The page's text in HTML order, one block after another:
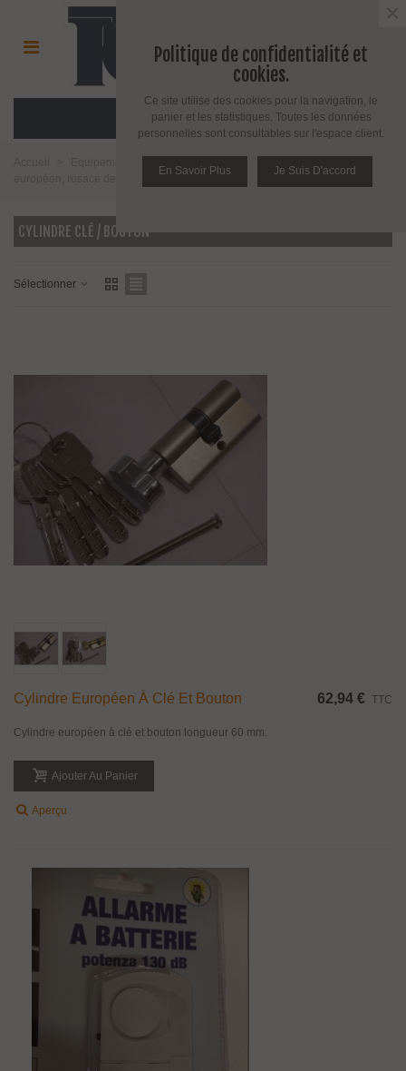
MENU
CYLINDRE CLÉ / BOUTON
Sélectionner
Cylindre Européen À Clé Et Bouton 62,94 € TTC
Cylindre européen à clé et bouton longueur 60 mm.
Ajouter Au Panier
Aperçu
Politique de confidentialité et
cookies.
Ce site utilise des cookies pour la navigation, le
panier et les statistiques. Toutes les données
personnelles sont consultables sur l'espace client.
En Savoir Plus Je Suis D'accord